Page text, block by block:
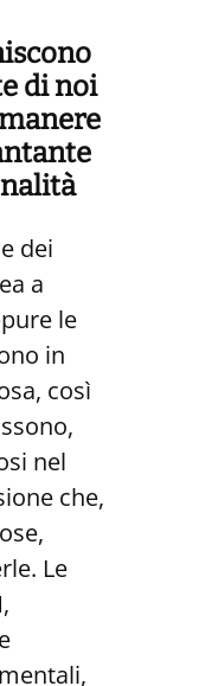
di noi
dei
a
le
in
così
nel
che,
Le